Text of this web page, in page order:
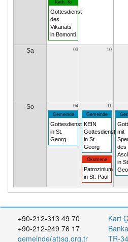
Kath. Ki
Gottesdienst
des
Vikariats
in Bomonti
Sa 03 10
So
04
Gemeinde
Gottesdienst
in St.
Georg
11
Gemeinde
KEIN
Gottesdienst
in St.
Georg
Ökumene
Patrozinium
in St. Paul
mit
des
in St.
+90-212-313 49 70
+90-212-249 76 17
gemeinde(at)sg.org.tr
Kart
TR-